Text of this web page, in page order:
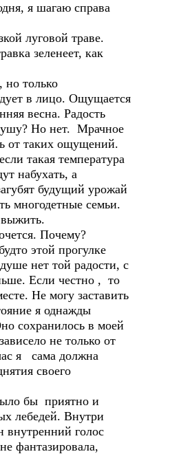
я шагаю справа
луговой траве.
зеленеет, как
но только
в лицо. Ощущается
весна. Радость
Но нет. Мрачное
от таких ощущений.
такая температура
набухать, а
будущий урожай
многодетные семьи.
Почему?
этой прогулке
нет той радости, с
Если честно , то
Не могу заставить
я однажды
сохранилось в моей
не только от
я сама должна
своего
бы приятно и
лебедей. Внутри
внутренний голос
фантазировала,